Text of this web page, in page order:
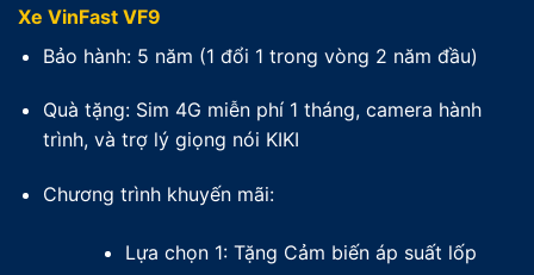
Xe VinFast VF9
Bảo hành: 5 năm (1 đổi 1 trong vòng 2 năm đầu)
Quà tặng: Sim 4G miễn phí 1 tháng, camera hành
trình, và trợ lý giọng nói KIKI
Chương trình khuyến mãi:
Lựa chọn 1: Tặng Cảm biến áp suất lốp